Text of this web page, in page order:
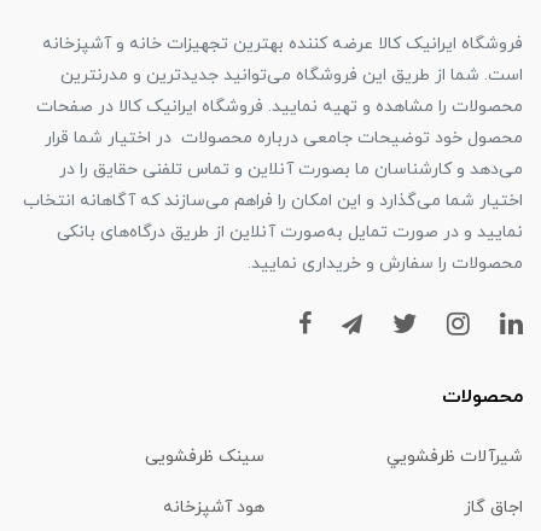
فروشگاه ایرانیک کالا عرضه کننده بهترین تجهیزات خانه و آشپزخانه
است. شما از طریق این فروشگاه می‌توانید جدیدترین و مدرنترین
محصولات را مشاهده و تهیه نمایید. فروشگاه ایرانیک کالا در صفحات
محصول خود توضیحات جامعی درباره محصولات در اختیار شما قرار
می‌دهد و کارشناسان ما بصورت آنلاین و تماس تلفنی حقایق را در
اختیار شما می‌گذارد و این امکان را فراهم می‌سازند که آگاهانه انتخاب
نمایید و در صورت تمایل به‌صورت آنلاین از طریق درگاه‌های بانکی
محصولات را سفارش و خریداری نمایید.
محصولات
شیرآلات ظرفشويي سینک ظرفشویی
اجاق گاز هود آشپزخانه